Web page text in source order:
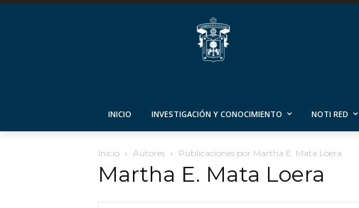
INICIO INVESTIGACIÓN Y CONOCIMIENTO NOTI RED
Inicio Autores Publicaciones por Martha E. Mata Loera
Martha E. Mata Loera